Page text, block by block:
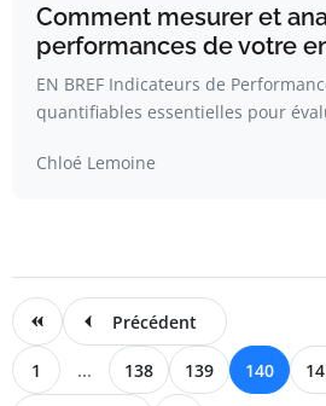
Comment mesurer et
performances de votre
EN BREF Indicateurs de
quantifiables essentielles pour
Chloé Lemoine
Précédent
1 ... 138 139 140